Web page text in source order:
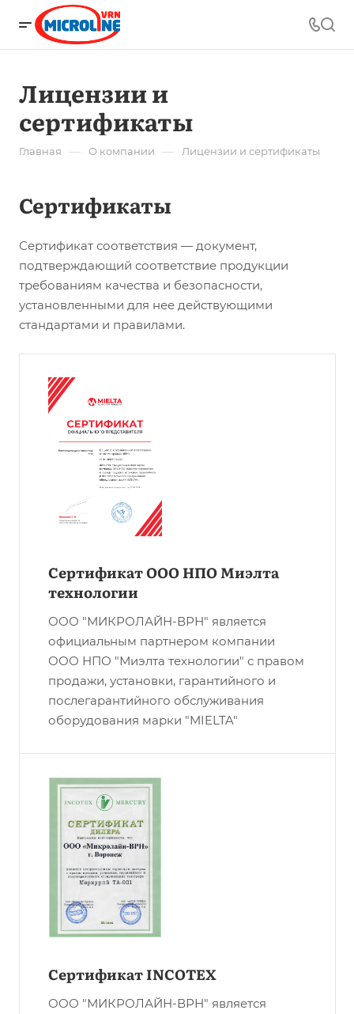
Лицензии и
сертификаты
Главная — О компании — Лицензии и сертификаты
Сертификаты
Сертификат соответствия — документ,
подтверждающий соответствие продукции
требованиям качества и безопасности,
установленными для нее действующими
стандартами и правилами.
Сертификат ООО НПО Миэлта
технологии
ООО "МИКРОЛАЙН-ВРН" является
официальным партнером компании
ООО НПО "Миэлта технологии" с правом
продажи, установки, гарантийного и
послегарантийного обслуживания
оборудования марки "MIELTA"
Сертификат INCOTEX
ООО "МИКРОЛАЙН-ВРН" является